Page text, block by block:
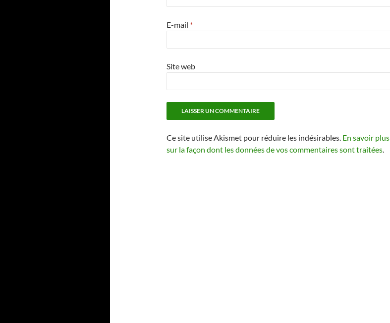
E-mail *
Site web
Ce site utilise Akismet pour réduire les indésirables. En savoir plus
sur la façon dont les données de vos commentaires sont traitées.